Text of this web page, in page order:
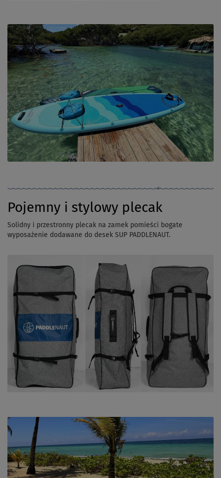
Pojemny i stylowy plecak
Solidny i przestronny plecak na zamek pomieści bogate
wyposażenie dodawane do desek SUP PADDLENAUT.